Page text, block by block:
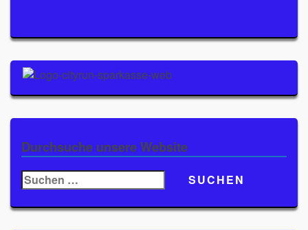
Durchsuche unsere Website
Suchen
nach: